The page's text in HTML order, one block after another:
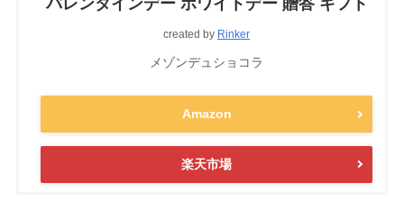
created by Rinker
メゾンデュショコラ
Amazon
楽天市場